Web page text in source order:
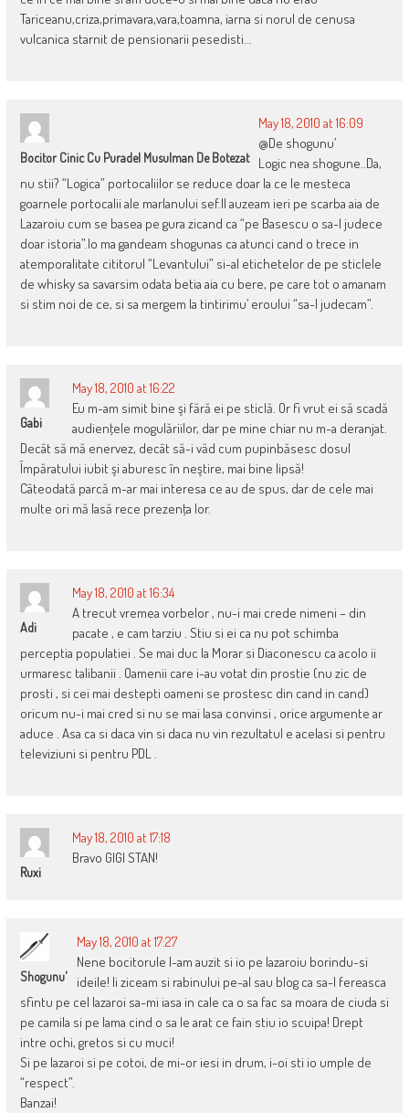
Tariceanu,criza,primavara,vara,toamna, iarna si norul de cenusa
vulcanica starnit de pensionarii pesedisti…
Bocitor Cinic Cu Puradel Musulman De Botezat
May 18, 2010 at 16:09
@De shogunu’
Logic nea shogune..Da,
nu stii? “Logica” portocaliilor se reduce doar la ce le mesteca
goarnele portocalii ale marlanului sef.Il auzeam ieri pe scarba aia de
Lazaroiu cum se basea pe gura zicand ca “pe Basescu o sa-l judece
doar istoria”.Io ma gandeam shogunas ca atunci cand o trece in
atemporalitate cititorul “Levantului” si-al etichetelor de pe sticlele
de whisky sa savarsim odata betia aia cu bere, pe care tot o amanam
si stim noi de ce, si sa mergem la tintirimu’ eroului “sa-l judecam”.
Gabi
May 18, 2010 at 16:22
Eu m-am simit bine şi fără ei pe sticlă. Or fi vrut ei să scadă
audienţele mogulăriilor, dar pe mine chiar nu m-a deranjat.
Decât să mă enervez, decât să-i văd cum pupinbăsesc dosul
Împăratului iubit şi aburesc în neştire, mai bine lipsă!
Câteodată parcă m-ar mai interesa ce au de spus, dar de cele mai
multe ori mă lasă rece prezenţa lor.
Adi
May 18, 2010 at 16:34
A trecut vremea vorbelor , nu-i mai crede nimeni – din
pacate , e cam tarziu . Stiu si ei ca nu pot schimba
perceptia populatiei . Se mai duc la Morar si Diaconescu ca acolo ii
urmaresc talibanii . Oamenii care i-au votat din prostie (nu zic de
prosti , si cei mai destepti oameni se prostesc din cand in cand)
oricum nu-i mai cred si nu se mai lasa convinsi , orice argumente ar
aduce . Asa ca si daca vin si daca nu vin rezultatul e acelasi si pentru
televiziuni si pentru PDL .
Ruxi
May 18, 2010 at 17:18
Bravo GIGI STAN!
Shogunu'
May 18, 2010 at 17:27
Nene bocitorule l-am auzit si io pe lazaroiu borindu-si
ideile! Ii ziceam si rabinului pe-al sau blog ca sa-l fereasca
sfintu pe cel lazaroi sa-mi iasa in cale ca o sa fac sa moara de ciuda si
pe camila si pe lama cind o sa le arat ce fain stiu io scuipa! Drept
intre ochi, gretos si cu muci!
Si pe lazaroi si pe cotoi, de mi-or iesi in drum, i-oi sti io umple de
“respect”.
Banzai!